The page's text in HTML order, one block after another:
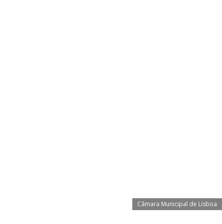
Câmara Municipal de Lisboa